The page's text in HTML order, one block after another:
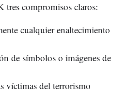
tres compromisos claros:
cualquier enaltecimiento
de símbolos o imágenes de
víctimas del terrorismo